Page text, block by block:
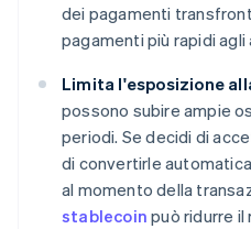
dei pagamenti
pagamenti più rapidi
Limita l'esposizione
possono subire ampie
periodi. Se decidi di
di convertirle
al momento della
stablecoin può ridurre